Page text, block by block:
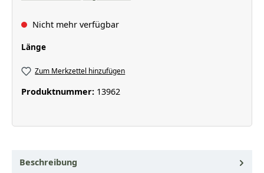
Nicht mehr verfügbar
Längeauswählen
Zum Merkzettel hinzufügen
Produktnummer: 13962
Beschreibung